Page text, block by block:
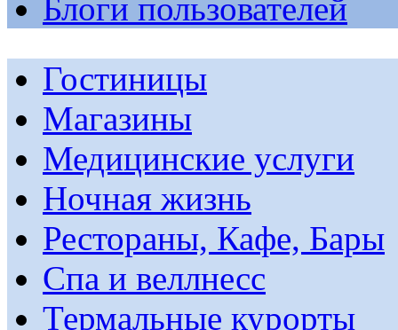
Блоги пользователей
Гостиницы
Магазины
Медицинские услуги
Ночная жизнь
Рестораны, Кафе, Бары
Спа и веллнесс
Термальные курорты